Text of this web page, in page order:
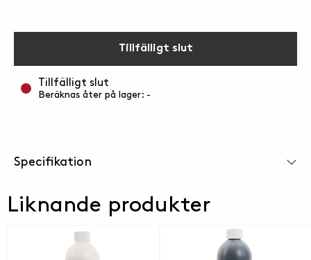
Tillfälligt slut
Tillfälligt slut
Beräknas åter på lager: -
Specifikation
Liknande produkter